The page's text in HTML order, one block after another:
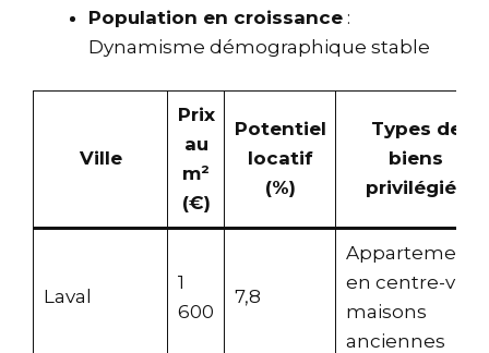
Population en croissance :
Dynamisme démographique stable
Ville
Prix
au
m²
(€)
Potentiel
locatif
(%)
Types de
biens
privilégiés
Laval
1
600
7,8
Appartements
en centre-ville,
maisons
anciennes